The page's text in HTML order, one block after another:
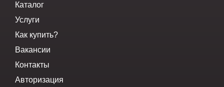
Каталог
Услуги
Как купить?
Вакансии
Контакты
Авторизация